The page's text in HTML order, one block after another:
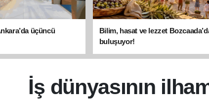
üçüncü
Bilim, hasat ve lezzet
buluşuyor!
İş dünyasının